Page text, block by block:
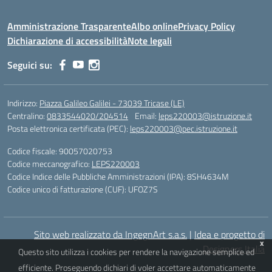
Amministrazione TrasparenteAlbo onlinePrivacy Policy
Dichiarazione di accessibilitàNote legali
Seguici su:
Indirizzo: Piazza Galileo Galilei - 73039 Tricase (LE)
Centralino:0833544020/204514 Email: leps220003@istruzione.it
Posta elettronica certificata (PEC): leps220003@pec.istruzione.it
Codice fiscale: 90057020753
Codice meccanografico: LEPS220003
Codice Indice delle Pubbliche Amministrazioni (IPA): 8SH4634M
Codice unico di fatturazione (CUF): UFOZ7S
Sito web realizzato da IngegnArt s.a.s. | Idea e progetto di
Designers Italia
x
Questo sito utilizza i cookies per rendere la navigazione semplice ed
efficiente. Proseguendo dichiari di voler accettare automaticamente